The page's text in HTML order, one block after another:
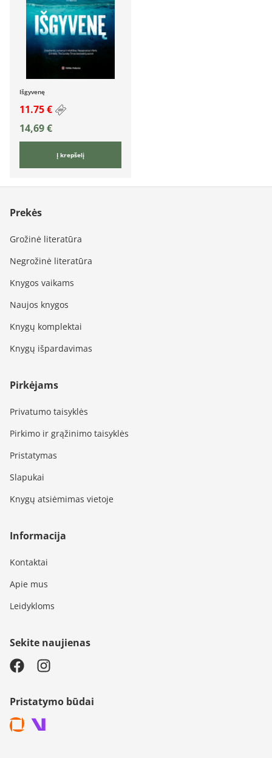
Išgyvenę
11.75 €
14,69€
Į krepšelį
Prekės
Grožinė literatūra
Negrožinė literatūra
Knygos vaikams
Naujos knygos
Knygų komplektai
Knygų išpardavimas
Pirkėjams
Privatumo taisyklės
Pirkimo ir grąžinimo taisyklės
Pristatymas
Slapukai
Knygų atsiėmimas vietoje
Informacija
Kontaktai
Apie mus
Leidykloms
Sekite naujienas
Pristatymo būdai